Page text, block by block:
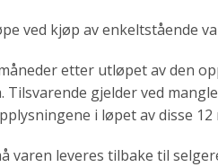
ved kjøp av enkeltstående
etter utløpet av den
Tilsvarende gjelder ved
i løpet av disse
varen leveres tilbake til